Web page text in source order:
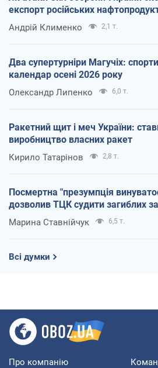
експорт російських
Андрій Клименко 2,1 т.
Два супертурніри Магучіх:
календар осені 2026 року
Олександр Липенко 6,0 т.
Ракетний щит і меч України:
виробництво власних ракет
Кирило Татарінов 2,8 т.
Посмертна "презумпція
дозволив ТЦК судити загиблих
Марина Ставнійчук 6,5 т.
Всі думки
Про компанію